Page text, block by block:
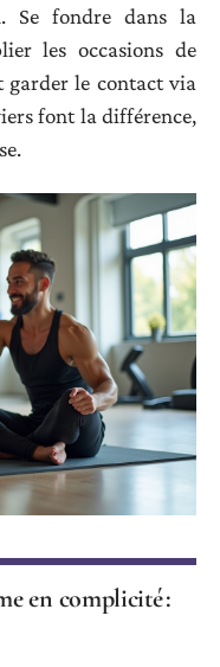
Se fondre dans la
les occasions de
garder le contact via
font la différence,
en complicité :